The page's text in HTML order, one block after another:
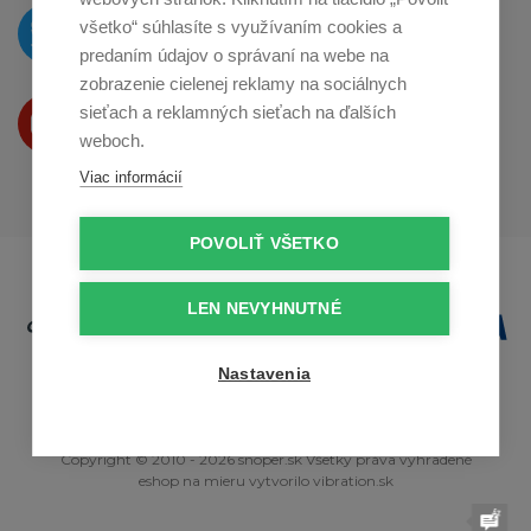
O novinkách píšeme
na Twitteri
Produkty Vám predstavujeme
naYoutube
Copyright © 2010 - 2026 snoper.sk Všetky práva vyhradené
eshop na mieru vytvorilo vibration.sk
všetko“ súhlasíte s využívaním cookies a
predaním údajov o správaní na webe na
zobrazenie cielenej reklamy na sociálnych
sieťach a reklamných sieťach na ďalších
weboch.
Viac informácií
POVOLIŤ VŠETKO
LEN NEVYHNUTNÉ
Nastavenia